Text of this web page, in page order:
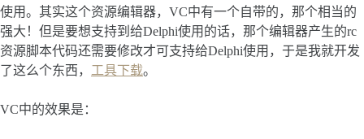
使用。其实这个资源编辑器，VC中有一个自带的，那个相当的
强大！但是要想支持到给Delphi使用的话，那个编辑器产生的rc
资源脚本代码还需要修改才可支持给Delphi使用，于是我就开发
了这么个东西， 工具下载。
VC中的效果是：